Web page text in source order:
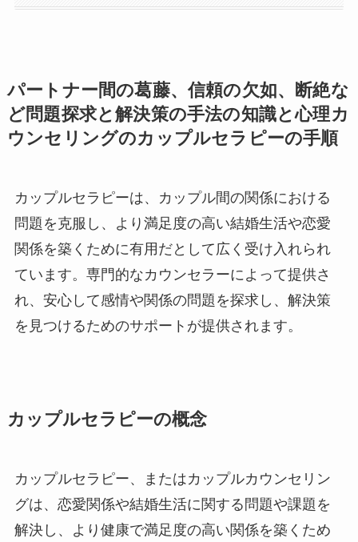
パートナー間の葛藤、信頼の欠如、断絶な
ど問題探求と解決策の手法の知識と心理カ
ウンセリングのカップルセラピーの手順
カップルセラピーは、カップル間の関係における
問題を克服し、より満足度の高い結婚生活や恋愛
関係を築くために有用だとして広く受け入れられ
ています。専門的なカウンセラーによって提供さ
れ、安心して感情や関係の問題を探求し、解決策
を見つけるためのサポートが提供されます。
カップルセラピーの概念
カップルセラピー、またはカップルカウンセリン
グは、恋愛関係や結婚生活に関する問題や課題を
解決し、より健康で満足度の高い関係を築くため